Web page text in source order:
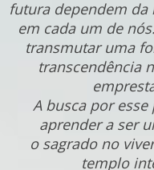
futura dependem da
em cada um de nós.
transmutar uma
transcendência
A busca por
aprender a ser
o sagrado no
templo